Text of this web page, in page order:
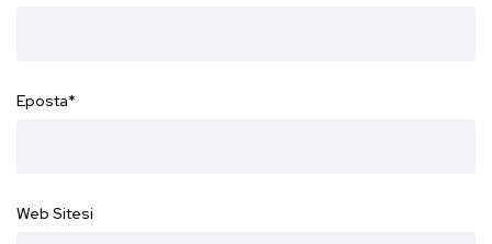
Eposta*
Web Sitesi